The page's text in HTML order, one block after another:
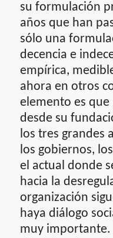
su formulación
años que han
sólo una
decencia e
empírica,
ahora en otros
elemento es que
desde su
los tres grandes
los gobiernos,
el actual donde
hacia la
organización
haya diálogo
muy importante.